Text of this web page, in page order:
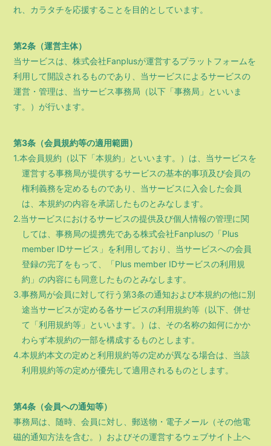
会員登録
れ、カラタチを応援することを目的としています。
第2条（運営主体）
当サービスは、株式会社Fanplusが運営するプラットフォームを
利用して開設されるものであり、当サービスによるサービスの
運営・管理は、当サービス事務局（以下「事務局」といいま
す。）が行います。
第3条（会員規約等の適用範囲）
1.本会員規約（以下「本規約」といいます。）は、当サービスを
運営する事務局が提供するサービスの基本的事項及び会員の
権利義務を定めるものであり、当サービスに入会した会員
は、本規約の内容を承諾したものとみなします。
2.当サービスにおけるサービスの提供及び個人情報の管理に関
しては、事務局の提携先である株式会社Fanplusの「Plus
member IDサービス」を利用しており、当サービスへの会員
登録の完了をもって、「Plus member IDサービスの利用規
約」の内容にも同意したものとみなします。
3.事務局が会員に対して行う第3条の通知および本規約の他に別
途当サービスが定める各サービスの利用規約等（以下、併せ
て「利用規約等」といいます。）は、その名称の如何にかか
わらず本規約の一部を構成するものとします。
4.本規約本文の定めと利用規約等の定めが異なる場合は、当該
利用規約等の定めが優先して適用されるものとします。
第4条（会員への通知等）
事務局は、随時、会員に対し、郵送物・電子メール（その他電
磁的通知方法を含む。）およびその運営するウェブサイト上へ